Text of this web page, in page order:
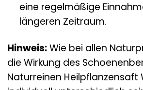
eine regelmäßige
längeren Zeitraum.
Hinweis:Wie bei allen
die Wirkung des
Naturreinen Heilpflanzensaft